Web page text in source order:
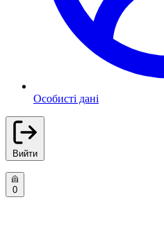
Особисті дані
Вийти
0